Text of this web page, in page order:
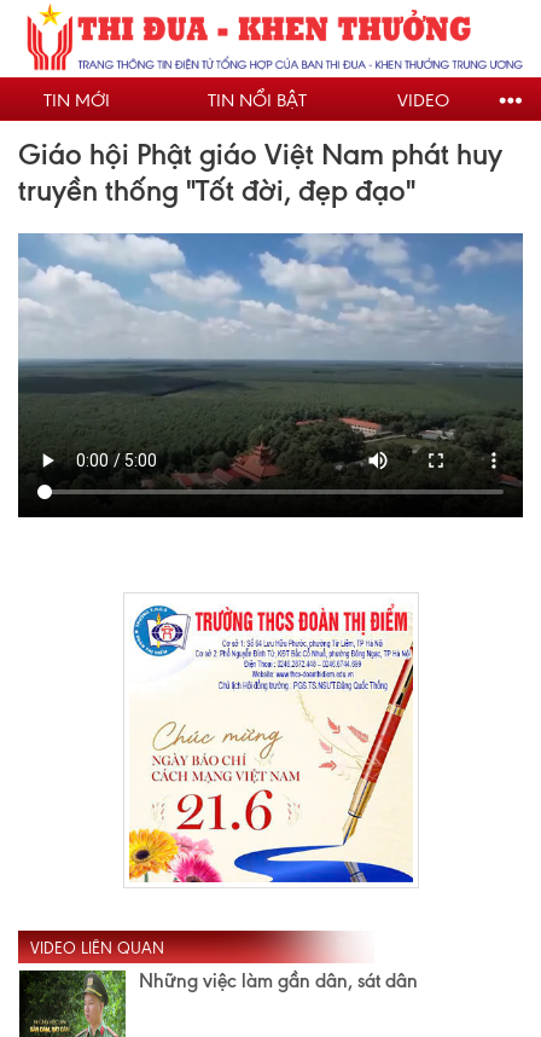
Nhảy
đến
nội
dungTIN MỚI TIN NỔI BẬT VIDEO
Giáo hội Phật giáo Việt Nam phát huy
truyền thống "Tốt đời, đẹp đạo"
VIDEO LIÊN QUAN
Những việc làm gần dân, sát dân